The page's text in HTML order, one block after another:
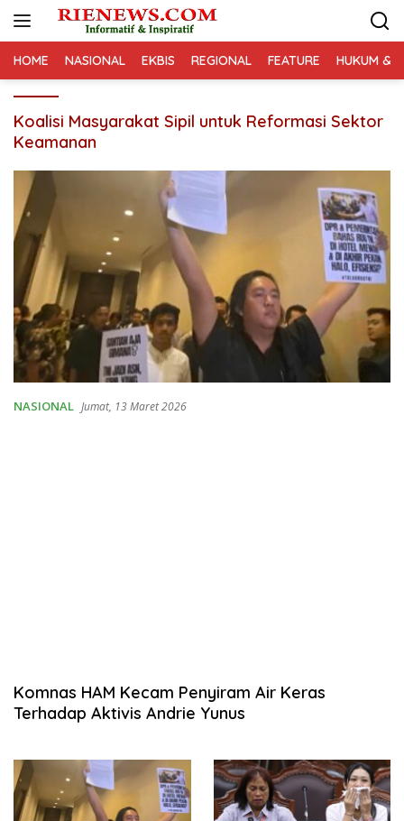
HOME NASIONAL EKBIS REGIONAL FEATURE HUKUM &
Koalisi Masyarakat Sipil untuk Reformasi Sektor
Keamanan
NASIONAL Jumat, 13 Maret 2026
Komnas HAM Kecam Penyiram Air Keras
Terhadap Aktivis Andrie Yunus